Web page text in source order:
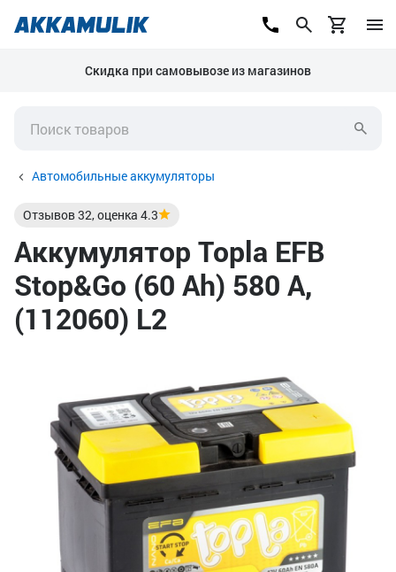
Скидка при самовывозе из магазинов
Автомобильные аккумуляторы
Отзывов32, оценка 4.3
Аккумулятор Topla EFB
Stop&Go (60 Ah) 580 А,
(112060) L2